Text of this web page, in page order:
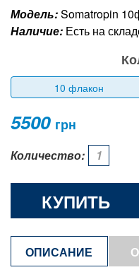
Модель:Somatropin
Наличие: Есть на
10 флакон
5500 грн
Количество:
КУПИТЬ
ОПИСАНИЕ